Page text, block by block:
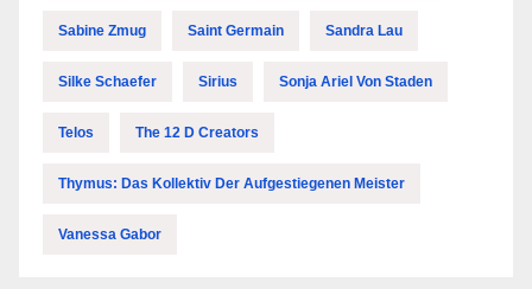
Sabine Zmug Saint Germain Sandra Lau
Silke Schaefer Sirius Sonja Ariel Von Staden
Telos The 12 D Creators
Thymus: Das Kollektiv Der Aufgestiegenen Meister
Vanessa Gabor